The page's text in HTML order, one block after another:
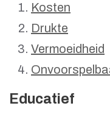
Kosten
Drukte
Vermoeidheid
Educatief